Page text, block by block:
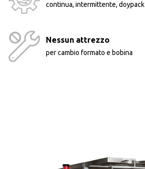
continua, intermittente, doypack
Nessun attrezzo
per cambio formato e bobina